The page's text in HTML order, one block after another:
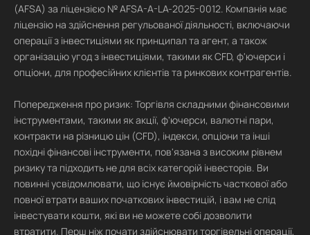
(AFSA) за ліцензією № AFSA-A-LA-2025-0012. Компанія має
ліцензію на здійснення регульованої діяльності, включаючи
операції з інвестиціями як принципал та агент, а також
організацію угод з інвестиціями, такими як CFD, ф'ючерси і
опціони, для професійних клієнтів та ринкових контрагентів.
Попередження про ризик: Торгівля складними фінансовими
інструментами, такими як акції, ф'ючерси, валютні пари,
контракти на різницю цін (CFD), індекси, опціони та інші
похідні фінансові інструменти, пов'язана з високим рівнем
ризику та підходить не для всіх категорій інвесторів. Ви
повинні усвідомлювати, що існує ймовірність часткової або
повної втрати ваших початкових інвестицій, і вам не слід
інвестувати кошти, які ви не можете собі дозволити
втратити. Перш ніж почати здійснювати торгівельні операції,